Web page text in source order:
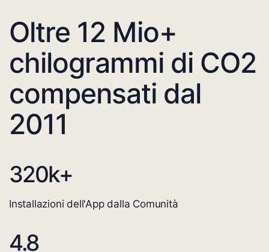
Oltre 12 Mio+
chilogrammi di CO2
compensati dal
2011
320k+
Installazioni dell'App dalla Comunità
4.8